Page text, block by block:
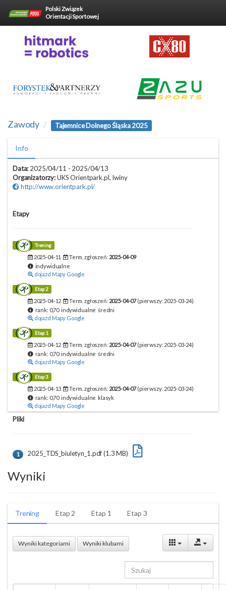
Polski Związek
Orientacji Sportowej
Zawody Tajemnice Dolnego Śląska 2025
Info
Data: 2025/04/11 - 2025/04/13
Organizatorzy:UKS Orientpark.pl, Iwiny
http://www.orientpark.pl/
Etapy
Trening
2025-04-11 Term. zgłoszeń: 2025-04-09
indywidualne
dojazd Mapy Google
Etap 2
2025-04-12 Term. zgłoszeń: 2025-04-07(pierwszy: 2025-03-24)
rank: 0,70 indywidualne średni
dojazd Mapy Google
Etap 1
2025-04-12 Term. zgłoszeń: 2025-04-07(pierwszy: 2025-03-24)
rank: 0,70 indywidualne średni
dojazd Mapy Google
Etap 3
2025-04-13 Term. zgłoszeń: 2025-04-07(pierwszy: 2025-03-24)
rank: 0,70 indywidualne klasyk
dojazd Mapy Google
Pliki
1 2025_TDS_biuletyn_1.pdf (1.3 MB)
Wyniki
Trening Etap 2 Etap 1 Etap 3
Wyniki kategoriami Wyniki klubami